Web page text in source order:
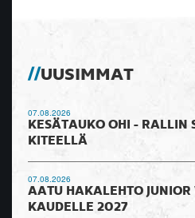
UUSIMMAT
07.08.2026
KESÄTAUKO OHI - RALLIN
KITEELLÄ
07.08.2026
AATU HAKALEHTO JUNIOR
KAUDELLE 2027